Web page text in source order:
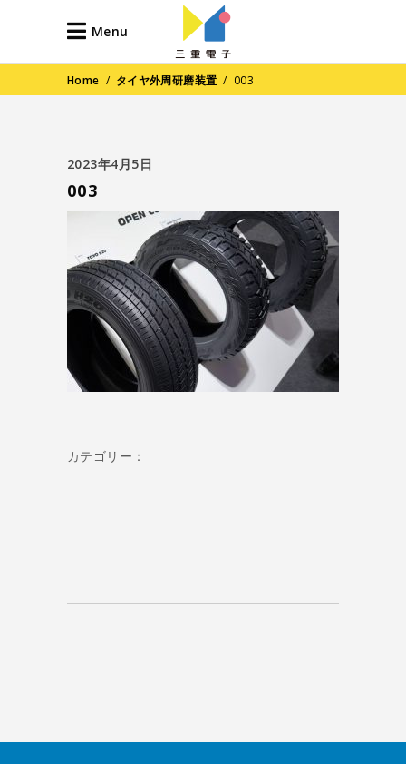
Menu
Home / タイヤ外周研磨装置 / 003
2023年4月5日
003
カテゴリー：